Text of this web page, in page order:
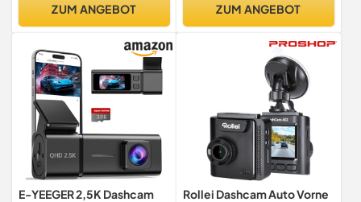
Nachtsicht,
Einschließlich 64 GB-Karte
& GPS
ZUM ANGEBOT
140 Grad
ZUM ANGEBOT
E-YEEGER 2,5K Dashcam
Rollei Dashcam Auto Vorne